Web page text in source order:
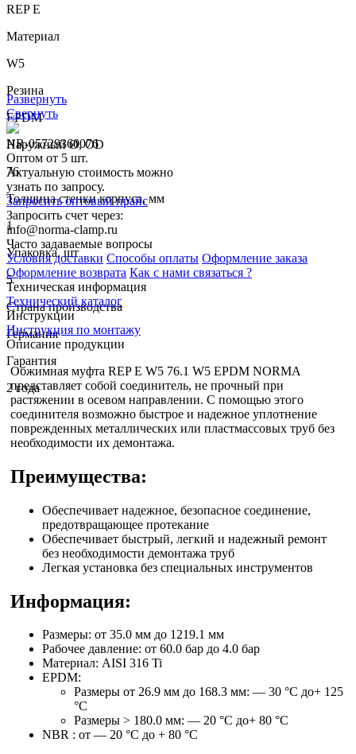
REP E
Материал
W5
Резина
EPDM
Наружный Ø, OD
76
Толщина стенки корпуса, мм
1
Упаковка, шт
5
Страна производства
Германия
Гарантия
2 года
Развернуть
Свернуть
NR-05729360076
Оптом от 5 шт.
Актуальную стоимость можно
узнать по запросу.
Запросить оптовый прайс
Запросить счет через:
info@norma-clamp.ru
Часто задаваемые вопросы
Условия доставки Способы оплаты Оформление заказа
Оформление возврата Как с нами связаться ?
Техническая информация
Технический каталог
Инструкции
Инструкция по монтажу
Описание продукции
Обжимная муфта REP E W5 76.1 W5 EPDM NORMA
представляет собой соединитель, не прочный при
растяжении в осевом направлении. С помощью этого
соединителя возможно быстрое и надежное уплотнение
поврежденных металлических или пластмассовых труб без
необходимости их демонтажа.
Преимущества:
Обеспечивает надежное, безопасное соединение,
предотвращающее протекание
Обеспечивает быстрый, легкий и надежный ремонт
без необходимости демонтажа труб
Легкая установка без специальных инструментов
Информация:
Размеры: от 35.0 мм до 1219.1 мм
Рабочее давление: от 60.0 бар до 4.0 бар
Материал: AISI 316 Ti
EPDM:
Размеры от 26.9 мм до 168.3 мм: — 30 °C до+ 125
°C
Размеры > 180.0 мм: — 20 °C до+ 80 °C
NBR : от — 20 °C до + 80 °C